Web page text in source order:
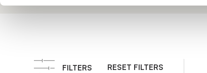
FILTERS RESET FILTERS